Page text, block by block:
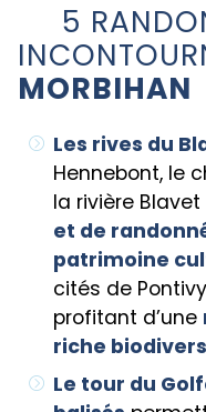
5 RANDONNÉES
MORBIHAN
Les rives du
Hennebont, le
la rivière
et de
patrimoine
cités de
profitant d’une
riche
Le tour du